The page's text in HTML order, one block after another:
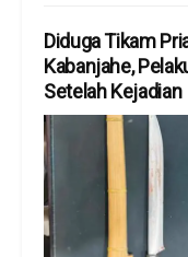
Diduga Tikam
Kabanjahe,
Setelah Kejadian